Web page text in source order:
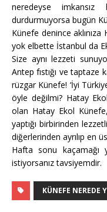
neredeyse
durdurmuyorsa bugün
Künefe denince
yok elbette İstanbul da
Size aynı lezzeti
Antep fıstığı ve taptaze
rüzgar Künefe! ‘İyi
öyle değilmi? Hatay
olan Hatay Ekol
yaptığı birbirinden
diğerlerinden ayrılıp en
Hafta sonu kaçamağı
istiyorsanız tavsiyemdir.
KÜNEFE NEREDE